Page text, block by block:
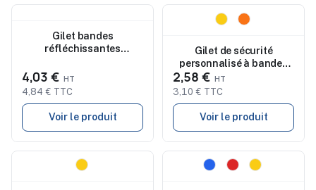
Gilet bandes
réfléchissantes
4,03 €
4,84 € TTC
Voir le produit
Gilet de sécurité
personnalisé à bandes
réfléchissantes VISIBLE
2,58 €
3,10 € TTC
Voir le produit
Nouveau